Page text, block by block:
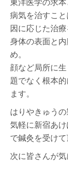
東洋医学の求本
病気を治すこ
因に応じた治
身体の表面と
め。
顔など局所に
題でなく根本
ます。
はりやきゅう
気軽に新宿あ
で鍼灸を受けて
次に皆さんが